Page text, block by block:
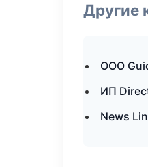
Другие
ООО
ИП
News